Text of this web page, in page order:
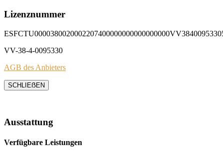
Lizenznummer
VV-38-4-0095330
AGB des Anbieters
SCHLIEẞEN
Ausstattung
Verfügbare Leistungen